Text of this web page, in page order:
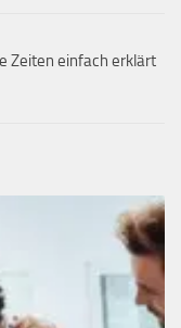
Zeiten einfach erklärt